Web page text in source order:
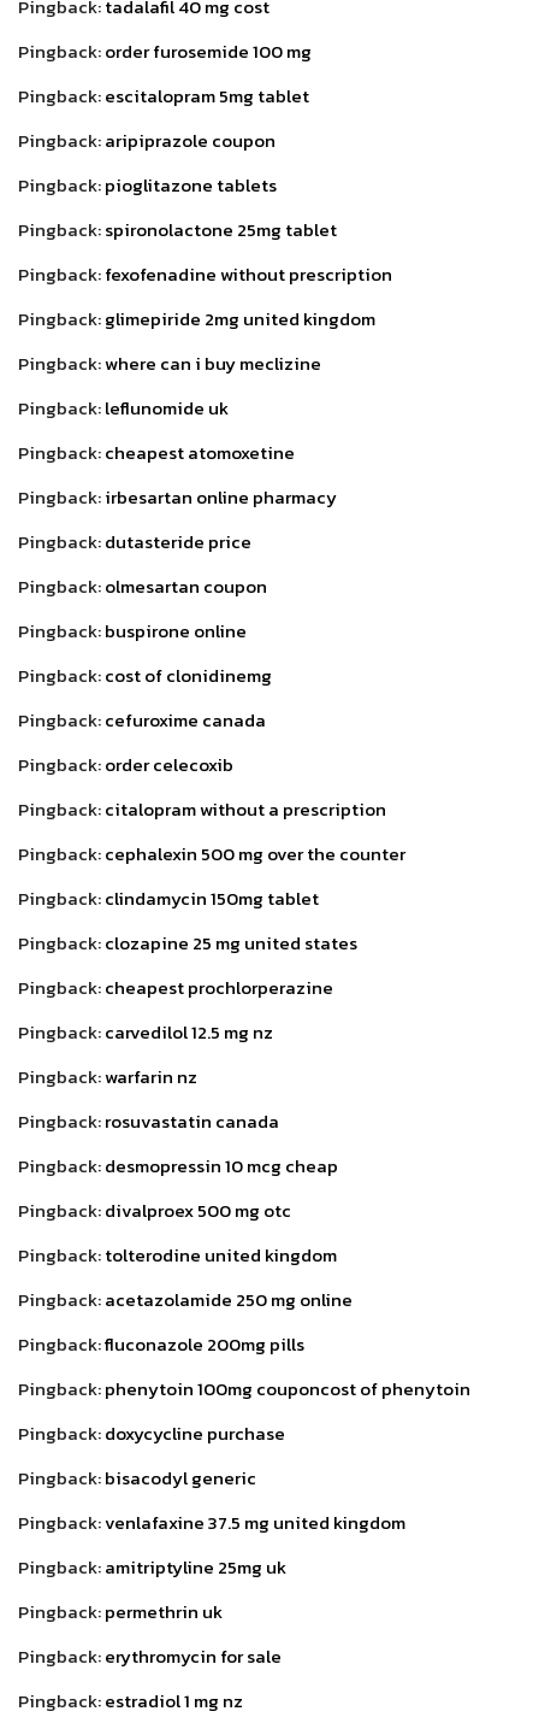
Pingback:tadalafil 40 mg cost
Pingback:order furosemide 100 mg
Pingback:escitalopram 5mg tablet
Pingback:aripiprazole coupon
Pingback:pioglitazone tablets
Pingback:spironolactone 25mg tablet
Pingback:fexofenadine without prescription
Pingback:glimepiride 2mg united kingdom
Pingback:where can i buy meclizine
Pingback:leflunomide uk
Pingback:cheapest atomoxetine
Pingback:irbesartan online pharmacy
Pingback:dutasteride price
Pingback:olmesartan coupon
Pingback:buspirone online
Pingback:cost of clonidinemg
Pingback:cefuroxime canada
Pingback:order celecoxib
Pingback:citalopram without a prescription
Pingback:cephalexin 500 mg over the counter
Pingback:clindamycin 150mg tablet
Pingback:clozapine 25 mg united states
Pingback:cheapest prochlorperazine
Pingback:carvedilol 12.5 mg nz
Pingback:warfarin nz
Pingback:rosuvastatin canada
Pingback:desmopressin 10 mcg cheap
Pingback:divalproex 500 mg otc
Pingback:tolterodine united kingdom
Pingback:acetazolamide 250 mg online
Pingback:fluconazole 200mg pills
Pingback:phenytoin 100mg couponcost of phenytoin
Pingback:doxycycline purchase
Pingback:bisacodyl generic
Pingback:venlafaxine 37.5 mg united kingdom
Pingback:amitriptyline 25mg uk
Pingback:permethrin uk
Pingback:erythromycin for sale
Pingback:estradiol 1 mg nz